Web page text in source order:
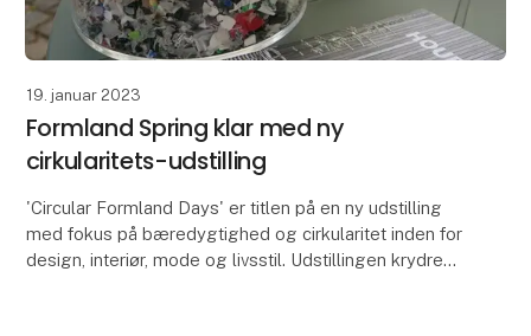
19. januar 2023
Formland Spring klar med ny
cirkularitets-udstilling
'Circular Formland Days' er titlen på en ny udstilling
med fokus på bæredygtighed og cirkularitet inden for
design, interiør, mode og livsstil. Udstillingen krydres